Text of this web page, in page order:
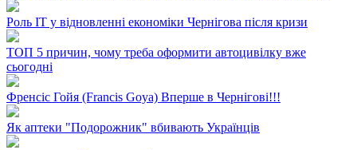
Роль ІТ у відновленні економіки Чернігова після кризи
ТОП 5 причин, чому треба оформити автоцивілку вже
сьогодні
Френсіс Гойя (Francis Goya) Вперше в Чернігові!!!
Як аптеки "Подорожник" вбивають Українців